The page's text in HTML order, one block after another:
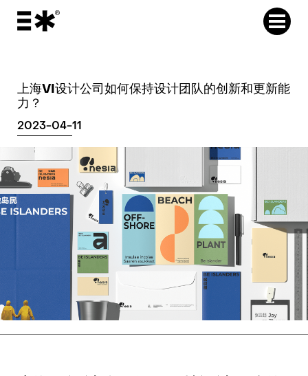
上海VI设计公司如何保持设计团队的创新和更新能
力？
2023-04-11